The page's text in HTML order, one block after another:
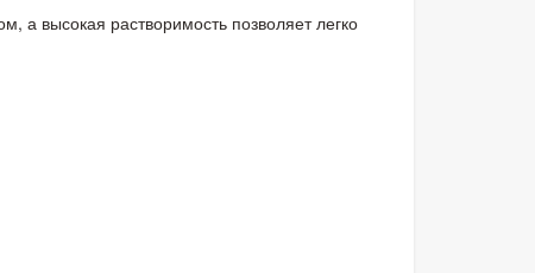
а высокая растворимость позволяет легко